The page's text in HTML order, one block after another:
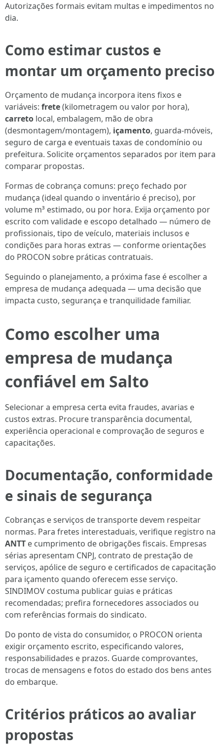
Autorizações formais evitam multas e impedimentos no
dia.
Como estimar custos e
montar um orçamento preciso
Orçamento de mudança incorpora itens fixos e
variáveis: frete(kilometragem ou valor por hora),
carreto local, embalagem, mão de obra
(desmontagem/montagem), içamento, guarda-móveis,
seguro de carga e eventuais taxas de condomínio ou
prefeitura. Solicite orçamentos separados por item para
comparar propostas.
Formas de cobrança comuns: preço fechado por
mudança (ideal quando o inventário é preciso), por
volume m³ estimado, ou por hora. Exija orçamento por
escrito com validade e escopo detalhado — número de
profissionais, tipo de veículo, materiais inclusos e
condições para horas extras — conforme orientações
do PROCON sobre práticas contratuais.
Seguindo o planejamento, a próxima fase é escolher a
empresa de mudança adequada — uma decisão que
impacta custo, segurança e tranquilidade familiar.
Como escolher uma
empresa de mudança
confiável em Salto
Selecionar a empresa certa evita fraudes, avarias e
custos extras. Procure transparência documental,
experiência operacional e comprovação de seguros e
capacitações.
Documentação, conformidade
e sinais de segurança
Cobranças e serviços de transporte devem respeitar
normas. Para fretes interestaduais, verifique registro na
ANTT e cumprimento de obrigações fiscais. Empresas
sérias apresentam CNPJ, contrato de prestação de
serviços, apólice de seguro e certificados de capacitação
para içamento quando oferecem esse serviço.
SINDIMOV costuma publicar guias e práticas
recomendadas; prefira fornecedores associados ou
com referências formais do sindicato.
Do ponto de vista do consumidor, o PROCON orienta
exigir orçamento escrito, especificando valores,
responsabilidades e prazos. Guarde comprovantes,
trocas de mensagens e fotos do estado dos bens antes
do embarque.
Critérios práticos ao avaliar
propostas